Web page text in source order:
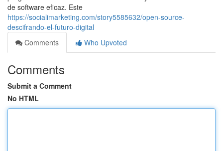
de software eficaz. Este
https://socialimarketing.com/story5585632/open-source-
descifrando-el-futuro-digital
Comments
Who Upvoted
Comments
Submit a Comment
No HTML